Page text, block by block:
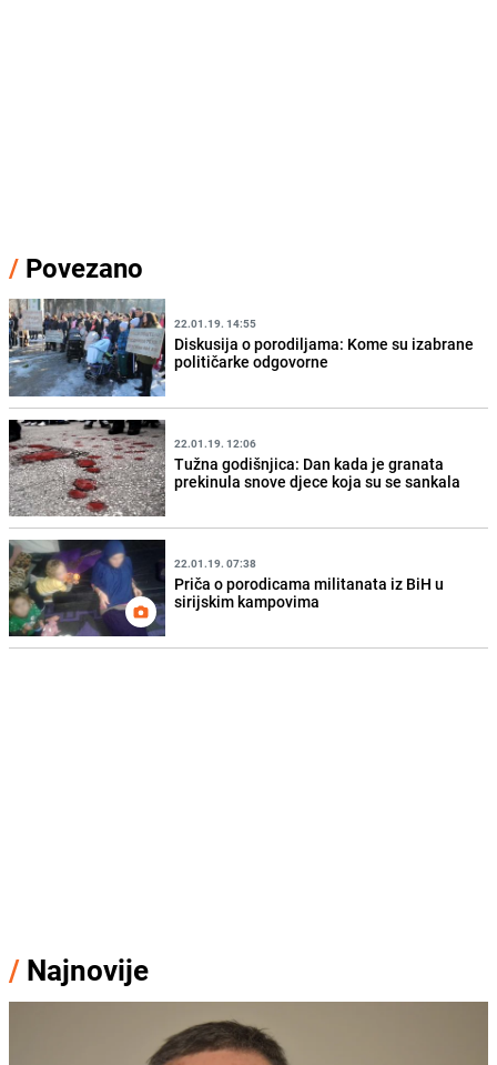
/ Povezano
22.01.19. 14:55
Diskusija o porodiljama: Kome su izabrane
političarke odgovorne
22.01.19. 12:06
Tužna godišnjica: Dan kada je granata
prekinula snove djece koja su se sankala
22.01.19. 07:38
Priča o porodicama militanata iz BiH u
sirijskim kampovima
/ Najnovije